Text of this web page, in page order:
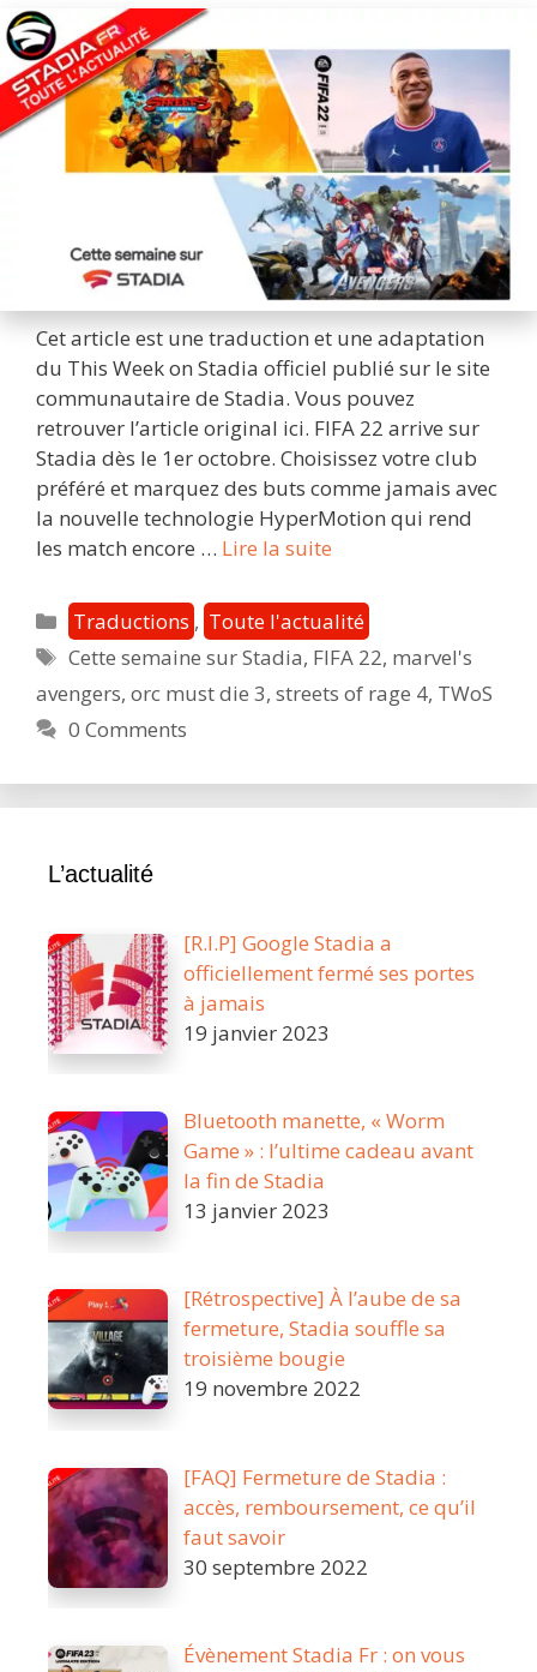
Cet article est une traduction et une adaptation
du This Week on Stadia officiel publié sur le site
communautaire de Stadia. Vous pouvez
retrouver l’article original ici. FIFA 22 arrive sur
Stadia dès le 1er octobre. Choisissez votre club
préféré et marquez des buts comme jamais avec
la nouvelle technologie HyperMotion qui rend
les match encore … Lire la suite
sur
Stadia
:
les
FIFA
22
Catégories
Traductions , Toute l'actualité
Étiquettes
Cette semaine sur Stadia, FIFA 22, marvel's
avengers, orc must die 3, streets of rage 4, TWoS
0 Comments
L’actualité
[R.I.P] Google Stadia a
officiellement fermé ses portes
à jamais
19 janvier 2023
Bluetooth manette, « Worm
Game » : l’ultime cadeau avant
la fin de Stadia
13 janvier 2023
[Rétrospective] À l’aube de sa
fermeture, Stadia souffle sa
troisième bougie
19 novembre 2022
[FAQ] Fermeture de Stadia :
accès, remboursement, ce qu’il
faut savoir
30 septembre 2022
Évènement Stadia Fr : on vous